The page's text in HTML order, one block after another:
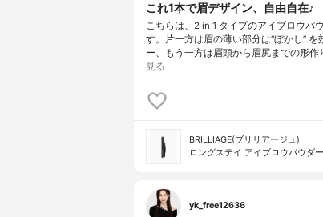
これ1本で眉デザイン、自由自在♪
こちらは、2 in 1 タイプのアイブロウパ
す。片一方は眉の薄い部分は“ぼかし” を
ー、もう一方は眉頭から眉尻までの形
見る
BRILLIAGE(ブリリアージュ)
ロングステイ アイブロウパウダ
yk_free12636